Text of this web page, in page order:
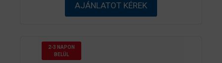
-
ő
AJÁNLATOT KÉREK
2-3 NAPON
BELÜL